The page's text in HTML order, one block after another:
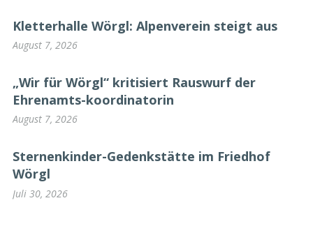
Kletterhalle Wörgl: Alpenverein steigt aus
August 7, 2026
„Wir für Wörgl“ kritisiert Rauswurf der
Ehrenamts-koordinatorin
August 7, 2026
Sternenkinder-Gedenkstätte im Friedhof
Wörgl
Juli 30, 2026